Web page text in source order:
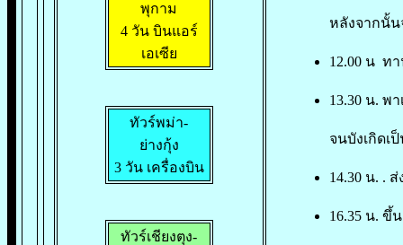
พุกาม
4 วัน บินแอร์
เอเซีย
ทัวร์พม่า-
ย่างกุ้ง
3 วัน เครื่องบิน
ทัวร์เชียงตุง-
หลังจากนั้น
12.00 น ท
13.30 น. พา
จนบังเกิดเ
14.30 น. .
16.35 น. ขึ้